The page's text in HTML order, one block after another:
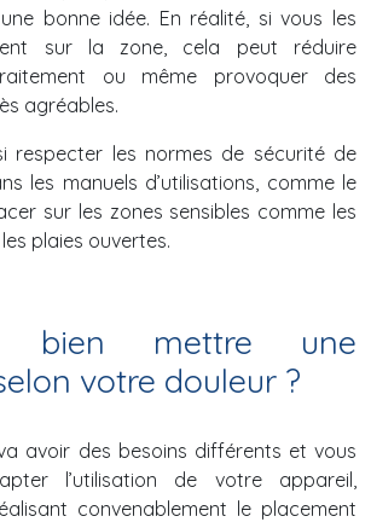
bonne idée. En réalité, si vous les
sur la zone, cela peut réduire
ou même provoquer des
agréables.
respecter les normes de sécurité de
les manuels d’utilisations, comme le
sur les zones sensibles comme les
plaies ouvertes.
bien mettre une
votre douleur ?
avoir des besoins différents et vous
l’utilisation de votre appareil,
convenablement le placement